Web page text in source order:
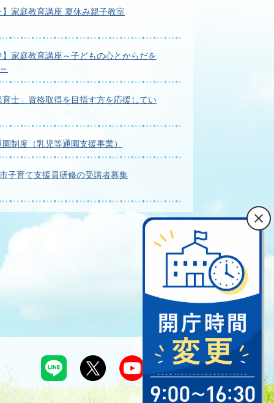
家庭教育講座 夏休み親子教室
家庭教育講座～子どもの心とからだを
士」資格取得を目指す方を応援してい
制度（乳児等通園支援事業）
子育て支援員研修の受講者募集